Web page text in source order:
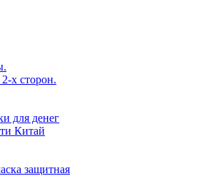
х сторон.
для денег
Китай
защитная